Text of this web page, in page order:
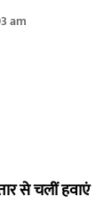
am
से चलीं हवाएं